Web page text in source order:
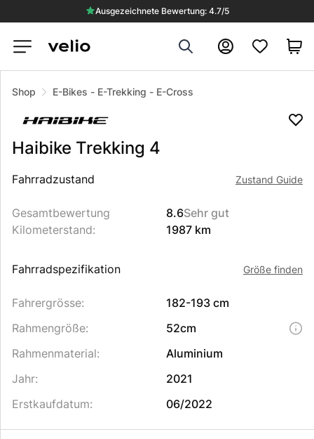
Ausgezeichnete Bewertung: 4.7/5
Search Konto
Shop E-Bikes - E-Trekking - E-Cross
Haibike Trekking 4
Beschreibung des Produkts
Fahrradzustand Zustand Guide
Gesamtbewertung 8.6Sehr gut
Kilometerstand: 1987 km
Fahrradspezifikation Größe finden
Fahrergrösse:
182-193 cm
Rahmengröße:
52cm
Rahmenmaterial:
Aluminium
Jahr:
2021
Erstkaufdatum: 06/2022